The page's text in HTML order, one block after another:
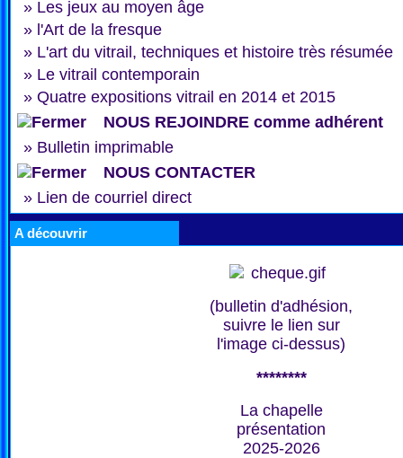
» Les jeux au moyen âge
» l'Art de la fresque
» L'art du vitrail, techniques et histoire très résumée
» Le vitrail contemporain
» Quatre expositions vitrail en 2014 et 2015
NOUS REJOINDRE comme adhérent
» Bulletin imprimable
NOUS CONTACTER
» Lien de courriel direct
A découvrir
(bulletin d'adhésion,
suivre le lien sur
l'image ci-dessus)
********
La chapelle
présentation
2025-2026